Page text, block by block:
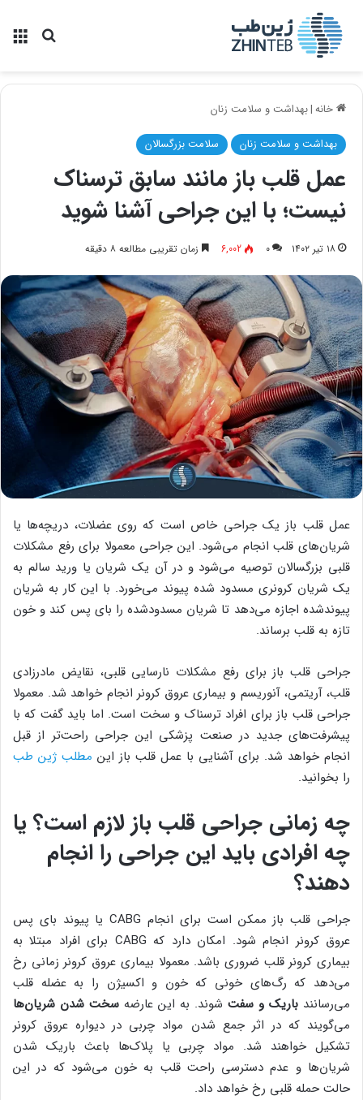
خانه|بهداشت و سلامت زنان
بهداشت و سلامت زنان سلامت بزرگسالان
عمل قلب باز مانند سابق ترسناک
نیست؛ با این جراحی آشنا شوید
۱۸ تیر ۱۴۰۲ ۰ 6,002 زمان تقریبی مطالعه ۸ دقیقه
عمل قلب باز یک جراحی خاص است که روی عضلات، دریچه‌ها یا
شریان‌های قلب انجام می‌شود. این جراحی معمولا برای رفع مشکلات
قلبی بزرگسالان توصیه می‌شود و در آن یک شریان یا ورید سالم به
یک شریان کرونری مسدود شده پیوند می‌خورد. با این کار به شریان
پیوندشده اجازه می‌دهد تا شریان مسدودشده را بای پس کند و خون
تازه به قلب برساند.
جراحی قلب باز برای رفع مشکلات نارسایی قلبی، نقایض مادرزادی
قلب، آریتمی، آنوریسم و بیماری عروق کرونر انجام خواهد شد. معمولا
جراحی قلب باز برای افراد ترسناک و سخت است. اما باید گفت که با
پیشرفت‌های جدید در صنعت پزشکی این جراحی راحت‌تر از قبل
انجام خواهد شد. برای آشنایی با عمل قلب باز این مطلب ژین طب
را بخوانید.
چه زمانی جراحی قلب باز لازم است؟ یا
چه افرادی باید این جراحی را انجام
دهند؟
جراحی قلب باز ممکن است برای انجام CABG یا پیوند بای پس
عروق کرونر انجام شود. امکان دارد که CABG برای افراد مبتلا به
بیماری کرونر قلب ضروری باشد. معمولا بیماری عروق کرونر زمانی رخ
می‌دهد که رگ‌های خونی که خون و اکسیژن را به عضله قلب
می‌رسانند باریک و سفت شوند. به این عارضه سخت شدن شریان‌ها
می‌گویند که در اثر جمع شدن مواد چربی در دیواره عروق کرونر
تشکیل خواهند شد. مواد چربی یا پلاک‌ها باعث باریک شدن
شریان‌ها و عدم دسترسی راحت قلب به خون می‌شود که در این
حالت حمله قلبی رخ خواهد داد.